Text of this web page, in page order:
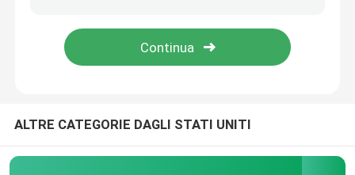
Erogatore elettrico dell'etichetta
ALTRE CATEGORIE DAGLI STATI UNITI